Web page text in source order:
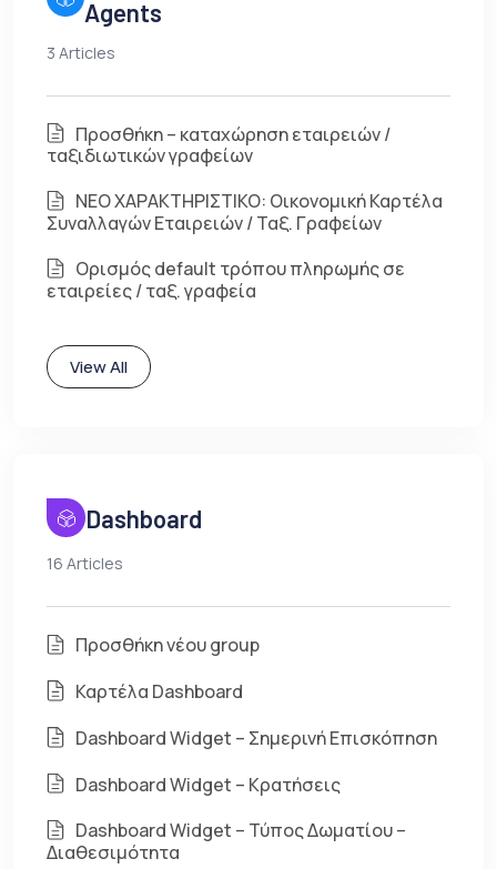
Agents
3 Articles
Προσθήκη – καταχώρηση εταιρειών /
ταξιδιωτικών γραφείων
ΝΕΟ ΧΑΡΑΚΤΗΡΙΣΤΙΚΟ: Οικονομική Καρτέλα
Συναλλαγών Εταιρειών / Ταξ. Γραφείων
Ορισμός default τρόπου πληρωμής σε
εταιρείες / ταξ. γραφεία
View All
Dashboard
16 Articles
Προσθήκη νέου group
Καρτέλα Dashboard
Dashboard Widget – Σημερινή Επισκόπηση
Dashboard Widget – Κρατήσεις
Dashboard Widget – Τύπος Δωματίου –
Διαθεσιμότητα